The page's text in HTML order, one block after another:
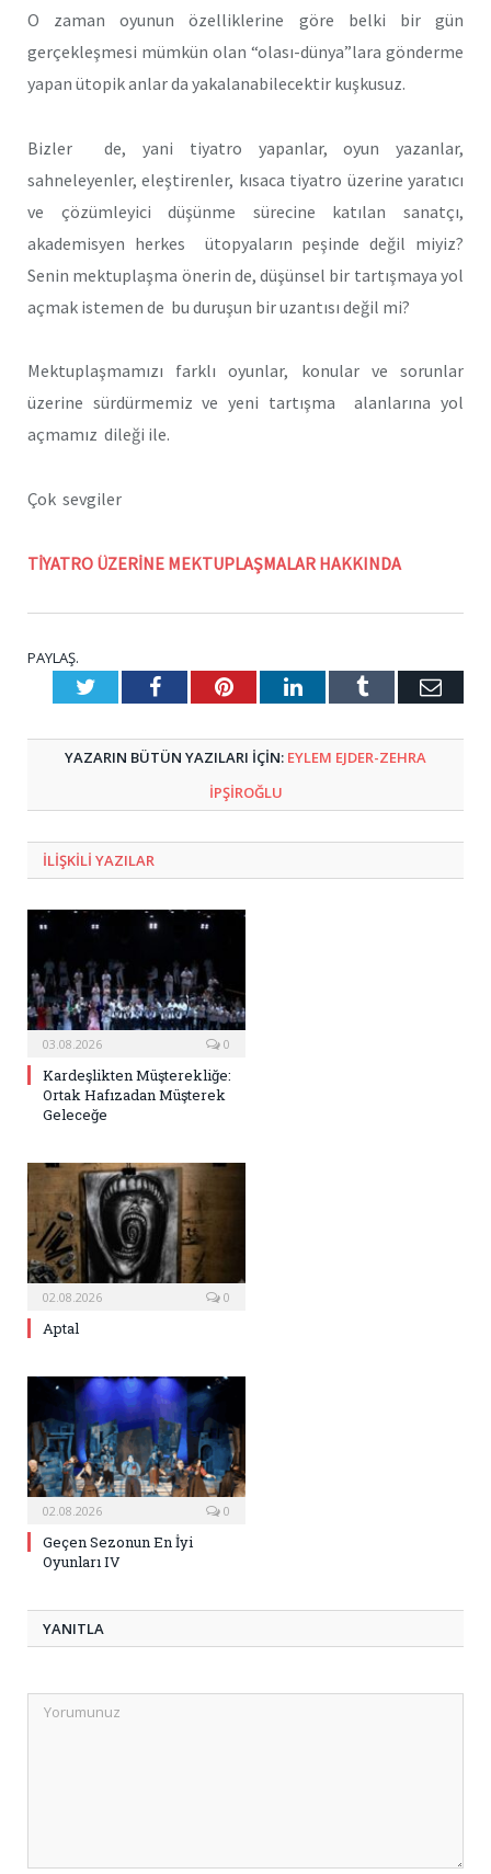
O zaman oyunun özelliklerine göre belki bir gün
gerçekleşmesi mümkün olan “olası-dünya”lara gönderme
yapan ütopik anlar da yakalanabilecektir kuşkusuz.
Bizler de, yani tiyatro yapanlar, oyun yazanlar,
sahneleyenler, eleştirenler, kısaca tiyatro üzerine yaratıcı
ve çözümleyici düşünme sürecine katılan sanatçı,
akademisyen herkes ütopyaların peşinde değil miyiz?
Senin mektuplaşma önerin de, düşünsel bir tartışmaya yol
açmak istemen de bu duruşun bir uzantısı değil mi?
Mektuplaşmamızı farklı oyunlar, konular ve sorunlar
üzerine sürdürmemiz ve yeni tartışma alanlarına yol
açmamız dileği ile.
Çok sevgiler
TİYATRO ÜZERİNE MEKTUPLAŞMALAR HAKKINDA
PAYLAŞ.
TwitterFacebookPinterestLinkedInTumblr E-
YAZARIN BÜTÜN YAZILARI IÇIN: EYLEM EJDER-ZEHRA
İPŞIROĞLU
ILIŞKILI YAZILAR
03.08.2026 0
Kardeşlikten Müşterekliğe:
Ortak Hafızadan Müşterek
Geleceğe
02.08.2026 0
Aptal
02.08.2026 0
Geçen Sezonun En İyi
Oyunları IV
YANITLA